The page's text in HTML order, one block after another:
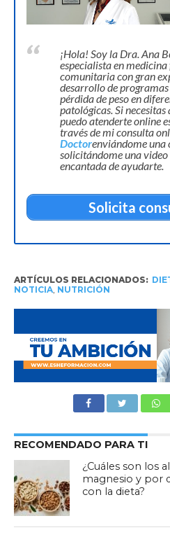
¡Hola! Soy la Dra. Ana
especialista en
comunitaria con gran
desarrollo de programas
pérdida de peso en
patológicas. Si necesitas
puedo atenderte online
través de mi consulta
Doctorenviándome una
solicitándome una
encantada de ayudarte.
Solicita
ARTÍCULOS RELACIONADOS:
NOTICIA, NUTRICIÓN
RECOMENDADO PARA TI
¿Cuáles son los
magnesio y por
con la dieta?